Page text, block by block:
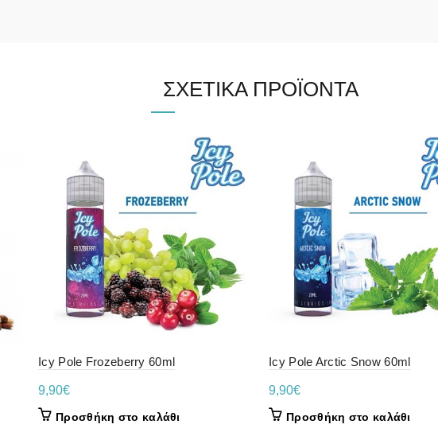
ΣΧΕΤΙΚΆ ΠΡΟΪΌΝΤΑ
Icy Pole Frozeberry 60ml
9,90€
Προσθήκη στο καλάθι
Icy Pole Arctic Snow 60ml
9,90€
Προσθήκη στο καλάθι